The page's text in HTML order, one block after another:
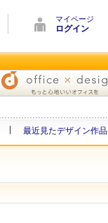
マイページ
ログイン
最近見たデザイン作品